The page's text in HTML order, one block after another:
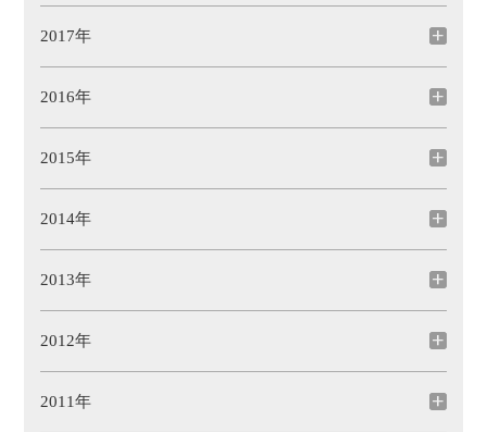
2017年
2016年
2015年
2014年
2013年
2012年
2011年